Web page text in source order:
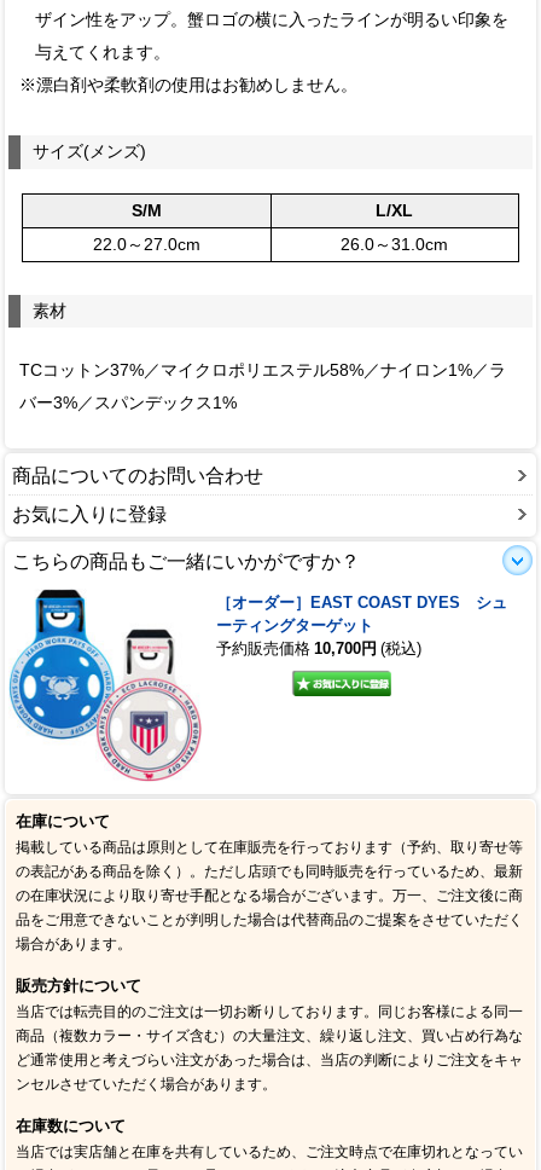
ザイン性をアップ。蟹ロゴの横に入ったラインが明るい印象を
与えてくれます。
※漂白剤や柔軟剤の使用はお勧めしません。
サイズ(メンズ)
S/M
L/XL
22.0～27.0cm
26.0～31.0cm
素材
TCコットン37%／マイクロポリエステル58%／ナイロン1%／ラ
バー3%／スパンデックス1%
商品についてのお問い合わせ
お気に入りに登録
こちらの商品もご一緒にいかがですか？
［オーダー］EAST COAST DYES シュ
ーティングターゲット
予約販売価格 10,700円 (税込)
在庫について
掲載している商品は原則として在庫販売を行っております（予約、取り寄せ等
の表記がある商品を除く）。ただし店頭でも同時販売を行っているため、最新
の在庫状況により取り寄せ手配となる場合がございます。万一、ご注文後に商
品をご用意できないことが判明した場合は代替商品のご提案をさせていただく
場合があります。
販売方針について
当店では転売目的のご注文は一切お断りしております。同じお客様による同一
商品（複数カラー・サイズ含む）の大量注文、繰り返し注文、買い占め行為な
ど通常使用と考えづらい注文があった場合は、当店の判断によりご注文をキャ
ンセルさせていただく場合があります。
在庫数について
当店では実店舗と在庫を共有しているため、ご注文時点で在庫切れとなってい